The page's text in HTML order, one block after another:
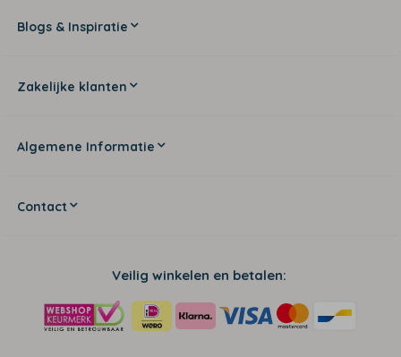
Blogs & Inspiratie
Zakelijke klanten
Algemene Informatie
Contact
Veilig winkelen en betalen: